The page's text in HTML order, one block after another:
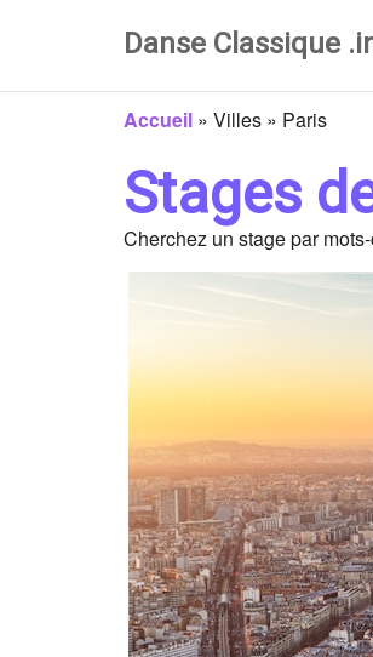
Danse Classique
Accueil » Villes » Paris
Stages
Cherchez un stage par